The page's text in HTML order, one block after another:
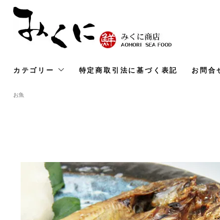
カテゴリー 特定商取引法に基づく表記 お問合
お魚